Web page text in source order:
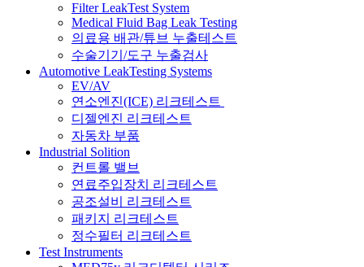
Filter LeakTest System
Medical Fluid Bag Leak Testing
의료용 배관/튜브 누출테스트
수술기기/도구 누출검사
Automotive LeakTesting Systems
EV/AV
연소엔진(ICE) 리크테스트
디젤엔진 리크테스트
자동차 부품
Industrial Solition
컨트롤 밸브
연료주입장치 리크테스트
공조설비 리크테스트
패키지 리크테스트
정수필터 리크테스트
Test Instruments